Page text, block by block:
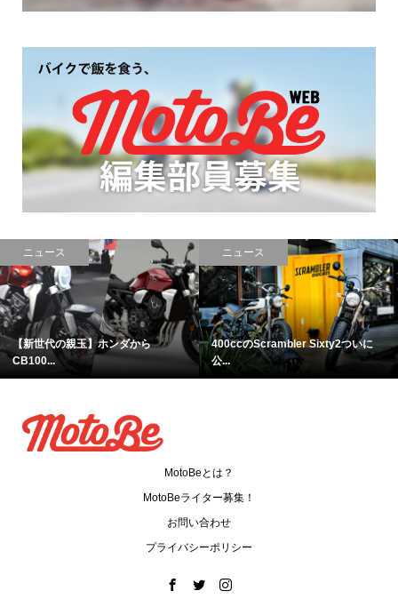
ついに
コラム
夏バイクに使えるアイテム特集！...
おもしろ
【暇つぶし】世界に一
MotoBeとは？
MotoBeライター募集！
お問い合わせ
プライバシーポリシー